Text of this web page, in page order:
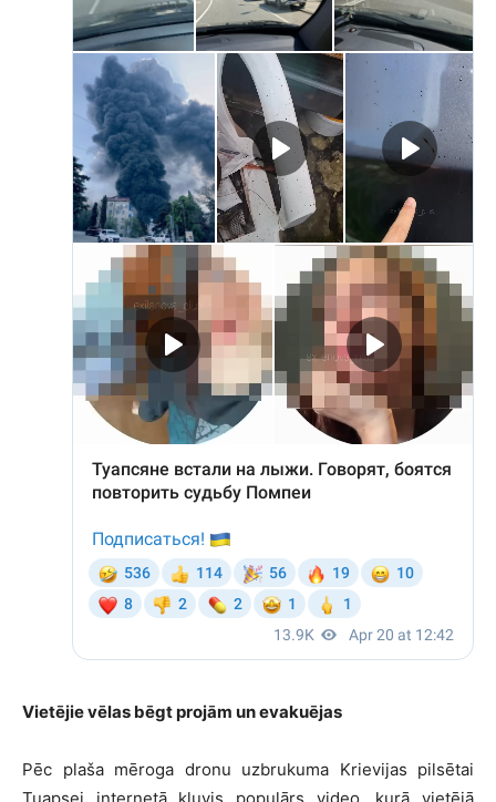
Vietējie vēlas bēgt projām un evakuējas
Pēc plaša mēroga dronu uzbrukuma Krievijas pilsētai